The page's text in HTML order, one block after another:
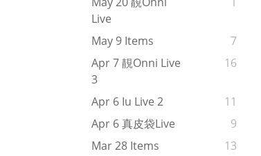
Live
May 9 Items
7
Apr 7 靚onni Live
3
16
Apr 6 Iu Live 2
11
Apr 6 真皮袋live
9
Mar 28 Items
13